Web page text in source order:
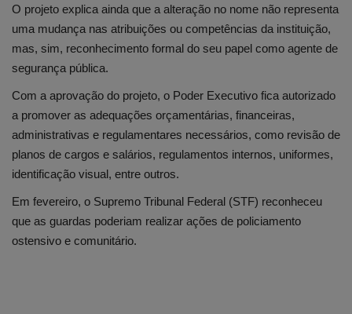
O projeto explica ainda que a alteração no nome não representa
uma mudança nas atribuições ou competências da instituição,
mas, sim, reconhecimento formal do seu papel como agente de
segurança pública.
Com a aprovação do projeto, o Poder Executivo fica autorizado
a promover as adequações orçamentárias, financeiras,
administrativas e regulamentares necessários, como revisão de
planos de cargos e salários, regulamentos internos, uniformes,
identificação visual, entre outros.
Em fevereiro, o Supremo Tribunal Federal (STF) reconheceu
que as guardas poderiam realizar ações de policiamento
ostensivo e comunitário.